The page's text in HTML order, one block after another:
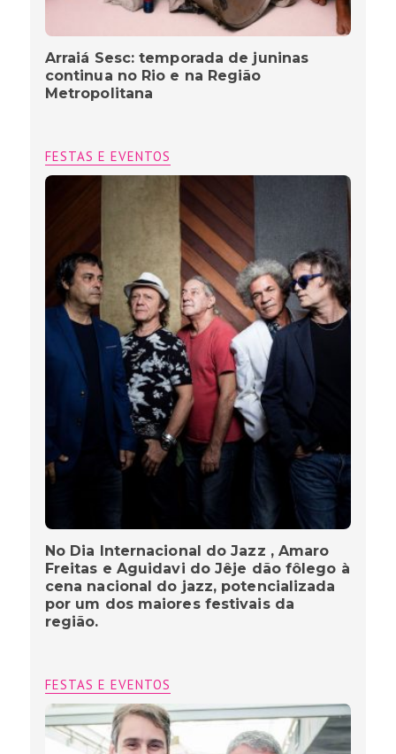
Arraiá Sesc: temporada de juninas
continua no Rio e na Região
Metropolitana
FESTAS E EVENTOS
No Dia Internacional do Jazz , Amaro
Freitas e Aguidavi do Jêje dão fôlego à
cena nacional do jazz, potencializada
por um dos maiores festivais da
região.
FESTAS E EVENTOS